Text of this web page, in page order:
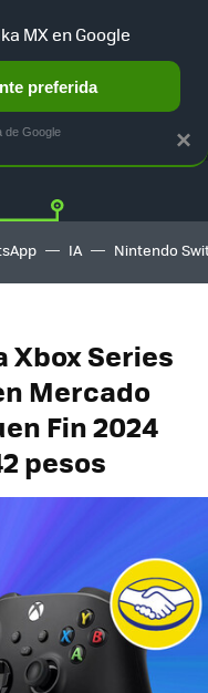
LIBRE
IA Nintendo
Xbox Series
Mercado
Fin 2024
pesos
×
MX en Google
preferida
de Google